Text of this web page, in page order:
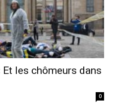
Et les chômeurs dans
0